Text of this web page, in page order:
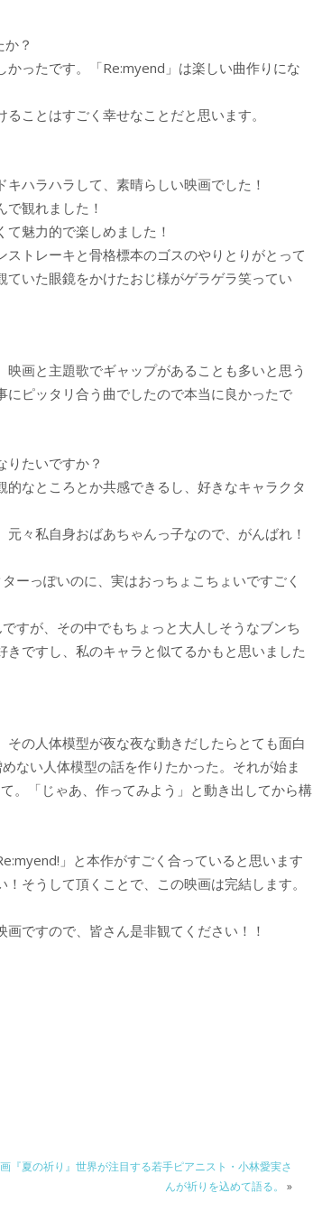
？
ったです。「Re:myend」は楽しい曲作りにな
ことはすごく幸せなことだと思います。
ハラハラして、素晴らしい映画でした！
観れました！
魅力的で楽しめました！
トレーキと骨格標本のゴスのやりとりがとって
いた眼鏡をかけたおじ様がゲラゲラ笑ってい
画と主題歌でギャップがあることも多いと思う
ピッタリ合う曲でしたので本当に良かったで
たいですか？
なところとか共感できるし、好きなキャラクタ
々私自身おばあちゃんっ子なので、がんばれ！
っぽいのに、実はおっちょこちょいですごく
すが、その中でもちょっと大人しそうなブンち
ですし、私のキャラと似てるかもと思いました
の人体模型が夜な夜な動きだしたらとても面白
ない人体模型の話を作りたかった。それが始ま
。「じゃあ、作ってみよう」と動き出してから構
」と本作がすごく合っていると思います
そうして頂くことで、この映画は完結します。
ですので、皆さん是非観てください！！
『夏の祈り』世界が注目する若手ピアニスト・小林愛実さ
んが祈りを込めて語る。
»